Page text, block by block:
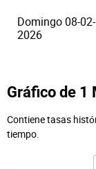
Domingo 08-02-
2026
Gráfico de 1
Contiene tasas
tiempo.